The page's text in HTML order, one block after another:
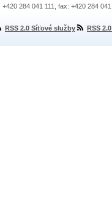
284 041 111, fax: +420 284
RSS 2.0 Síťové služby RSS